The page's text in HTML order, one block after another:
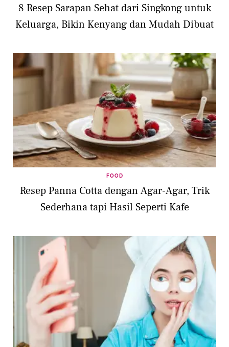
8 Resep Sarapan Sehat dari Singkong untuk
Keluarga, Bikin Kenyang dan Mudah Dibuat
FOOD
Resep Panna Cotta dengan Agar-Agar, Trik
Sederhana tapi Hasil Seperti Kafe